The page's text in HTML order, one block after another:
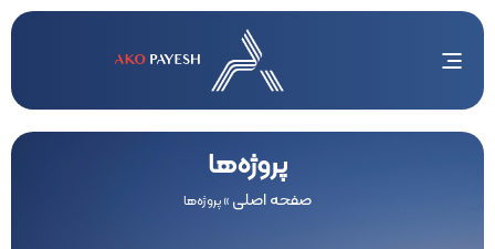
پروژه‌ها
صفحه اصلی»پروژه‌ها